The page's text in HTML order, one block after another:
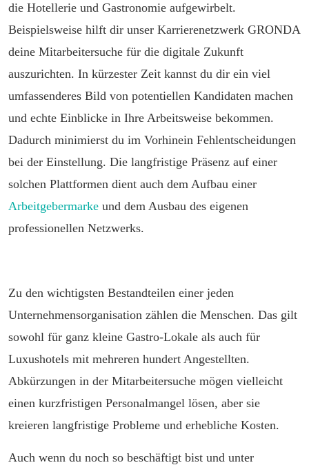
die Hotellerie und Gastronomie aufgewirbelt.
Beispielsweise hilft dir unser Karrierenetzwerk GRONDA
deine Mitarbeitersuche für die digitale Zukunft
auszurichten. In kürzester Zeit kannst du dir ein viel
umfassenderes Bild von potentiellen Kandidaten machen
und echte Einblicke in Ihre Arbeitsweise bekommen.
Dadurch minimierst du im Vorhinein Fehlentscheidungen
bei der Einstellung. Die langfristige Präsenz auf einer
solchen Plattformen dient auch dem Aufbau einer
Arbeitgebermarke und dem Ausbau des eigenen
professionellen Netzwerks.
Zu den wichtigsten Bestandteilen einer jeden
Unternehmensorganisation zählen die Menschen. Das gilt
sowohl für ganz kleine Gastro-Lokale als auch für
Luxushotels mit mehreren hundert Angestellten.
Abkürzungen in der Mitarbeitersuche mögen vielleicht
einen kurzfristigen Personalmangel lösen, aber sie
kreieren langfristige Probleme und erhebliche Kosten.
Auch wenn du noch so beschäftigt bist und unter